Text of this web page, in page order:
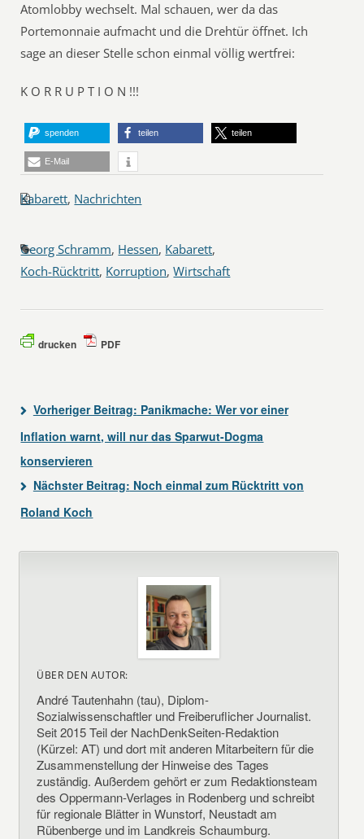
Atomlobby wechselt. Mal schauen, wer da das
Portemonnaie aufmacht und die Drehtür öffnet. Ich
sage an dieser Stelle schon einmal völlig wertfrei:
K O R R U P T I O N !!!
spenden teilen teilen
E-Mail
Kabarett, Nachrichten
Georg Schramm, Hessen, Kabarett,
Koch-Rücktritt, Korruption,Wirtschaft
drucken PDF
Vorheriger Beitrag: Panikmache: Wer vor einer
Inflation warnt, will nur das Sparwut-Dogma
konservieren
Nächster Beitrag: Noch einmal zum Rücktritt von
Roland Koch
ÜBER DEN AUTOR:
André Tautenhahn (tau), Diplom-
Sozialwissenschaftler und Freiberuflicher Journalist.
Seit 2015 Teil der NachDenkSeiten-Redaktion
(Kürzel: AT) und dort mit anderen Mitarbeitern für die
Zusammenstellung der Hinweise des Tages
zuständig. Außerdem gehört er zum Redaktionsteam
des Oppermann-Verlages in Rodenberg und schreibt
für regionale Blätter in Wunstorf, Neustadt am
Rübenberge und im Landkreis Schaumburg.